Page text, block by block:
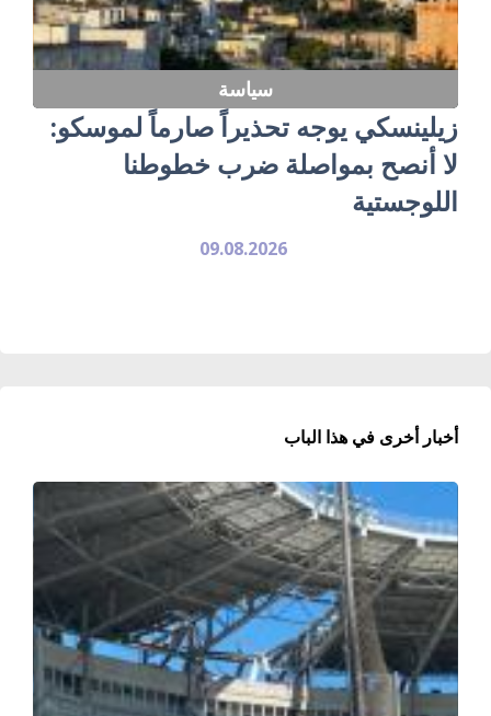
سياسة
زيلينسكي يوجه تحذيراً صارماً لموسكو:
لا أنصح بمواصلة ضرب خطوطنا
اللوجستية
09.08.2026
أخبار أخرى في هذا الباب